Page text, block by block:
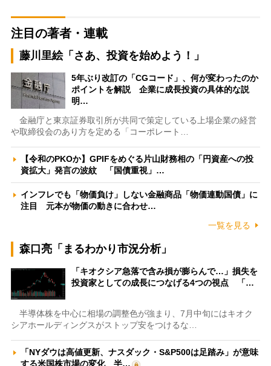
注目の著者・連載
藤川里絵「さあ、投資を始めよう！」
5年ぶり改訂の「CGコード」、何が変わったのか
ポイントを解説 企業に成長投資の具体的な説
明…
金融庁と東京証券取引所が共同で策定している上場企業の経営
や取締役会のあり方を定める「コーポレート…
【令和のPKOか】GPIFをめぐる片山財務相の「円資産への投
資拡大」発言の波紋 「国債重視」…
インフレでも「物価負け」しない金融商品「物価連動国債」に
注目 元本が物価の動きに合わせ…
一覧を見る
森口亮「まるわかり市況分析」
「キオクシア急落で含み損が膨らんで…」損失を
投資家としての成長につなげる4つの視点 「…
半導体株を中心に相場の調整色が強まり、7月中旬にはキオク
シアホールディングスがストップ安をつけるな…
「NYダウは高値更新、ナスダック・S&P500は足踏み」が意味
する米国株市場の変化 半…